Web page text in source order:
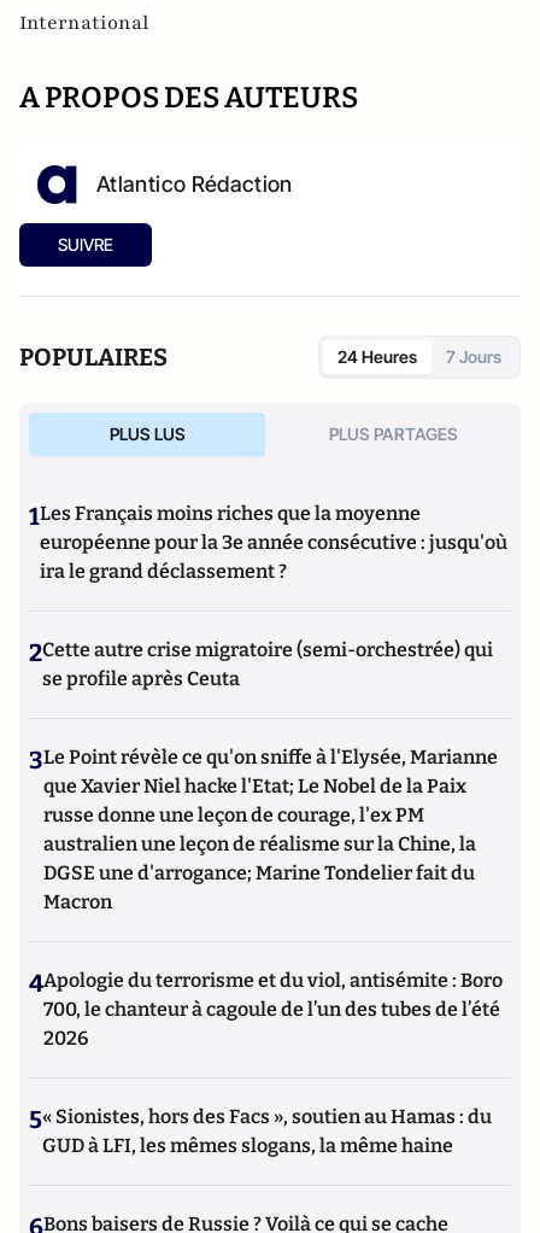
International
A PROPOS DES AUTEURS
Atlantico Rédaction
SUIVRE
POPULAIRES 24 Heures 7 Jours
PLUS LUS PLUS PARTAGES
1Les Français moins riches que la moyenne
européenne pour la 3e année consécutive : jusqu'où
ira le grand déclassement ?
2Cette autre crise migratoire (semi-orchestrée) qui
se profile après Ceuta
3Le Point révèle ce qu'on sniffe à l'Elysée, Marianne
que Xavier Niel hacke l'Etat; Le Nobel de la Paix
russe donne une leçon de courage, l'ex PM
australien une leçon de réalisme sur la Chine, la
DGSE une d'arrogance; Marine Tondelier fait du
Macron
4Apologie du terrorisme et du viol, antisémite : Boro
700, le chanteur à cagoule de l’un des tubes de l’été
2026
5« Sionistes, hors des Facs », soutien au Hamas : du
GUD à LFI, les mêmes slogans, la même haine
6Bons baisers de Russie ? Voilà ce qui se cache